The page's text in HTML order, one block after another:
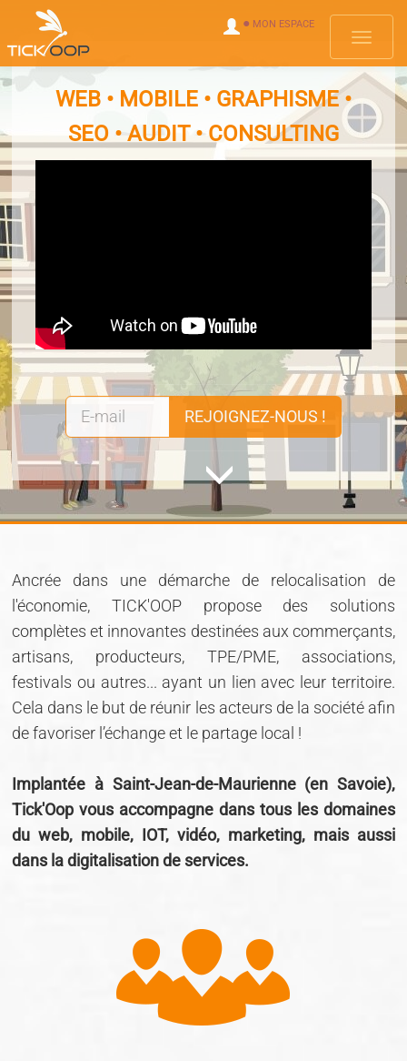
Menus
● MON ESPACE
WEB • MOBILE • GRAPHISME •
SEO • AUDIT • CONSULTING
REJOIGNEZ-NOUS !
Ancrée dans une démarche de relocalisation de
l'économie, TICK'OOP propose des solutions
complètes et innovantes destinées aux commerçants,
artisans, producteurs, TPE/PME, associations,
festivals ou autres... ayant un lien avec leur territoire.
Cela dans le but de réunir les acteurs de la société afin
de favoriser l’échange et le partage local !
Implantée à Saint-Jean-de-Maurienne (en Savoie),
Tick'Oop vous accompagne dans tous les domaines
du web, mobile, IOT, vidéo, marketing, mais aussi
dans la digitalisation de services.